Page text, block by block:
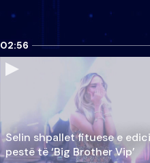
02:56
Selin shpallet fituese e
pestë të ‘Big Brother Vip’